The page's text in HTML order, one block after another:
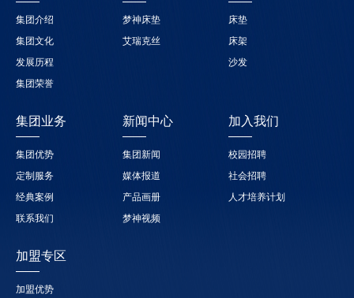
集团介绍
集团文化
发展历程
集团荣誉
梦神床垫
艾瑞克丝
床垫
床架
沙发
集团业务
集团优势
定制服务
经典案例
联系我们
新闻中心
集团新闻
媒体报道
产品画册
梦神视频
加入我们
校园招聘
社会招聘
人才培养计划
加盟专区
加盟优势